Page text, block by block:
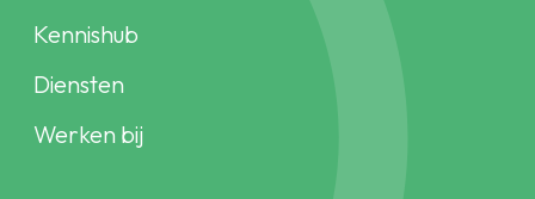
Kennishub
Diensten
Werken bij